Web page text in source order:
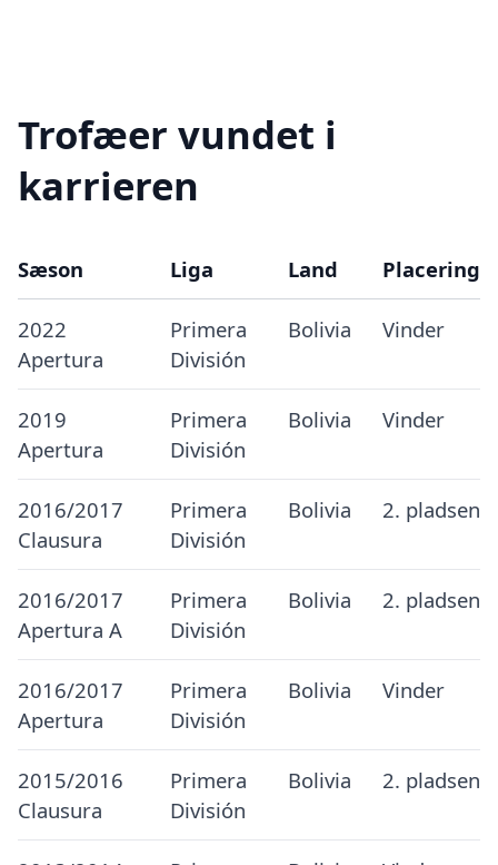
Trofæer vundet i
karrieren
Sæson Liga Land Placering
2022
Apertura
Primera
División
Bolivia Vinder
2019
Apertura
Primera
División
Bolivia Vinder
2016/2017
Clausura
Primera
División
Bolivia 2. pladsen
2016/2017
Apertura A
Primera
División
Bolivia 2. pladsen
2016/2017
Apertura
Primera
División
Bolivia Vinder
2015/2016
Clausura
Primera
División
Bolivia 2. pladsen